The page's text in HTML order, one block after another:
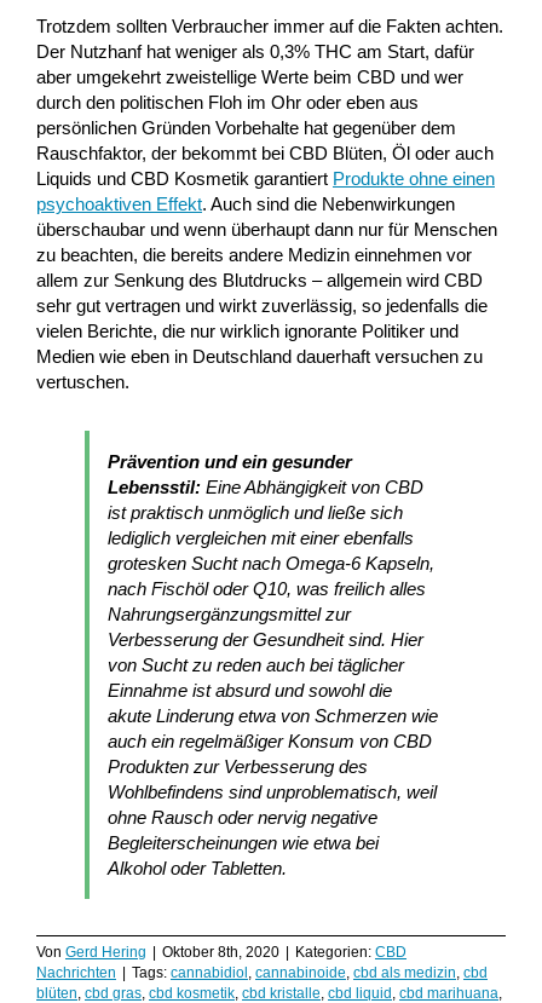
Trotzdem sollten Verbraucher immer auf die Fakten achten.
Der Nutzhanf hat weniger als 0,3% THC am Start, dafür
aber umgekehrt zweistellige Werte beim CBD und wer
durch den politischen Floh im Ohr oder eben aus
persönlichen Gründen Vorbehalte hat gegenüber dem
Rauschfaktor, der bekommt bei CBD Blüten, Öl oder auch
Liquids und CBD Kosmetik garantiert Produkte ohne einen
psychoaktiven Effekt. Auch sind die Nebenwirkungen
überschaubar und wenn überhaupt dann nur für Menschen
zu beachten, die bereits andere Medizin einnehmen vor
allem zur Senkung des Blutdrucks – allgemein wird CBD
sehr gut vertragen und wirkt zuverlässig, so jedenfalls die
vielen Berichte, die nur wirklich ignorante Politiker und
Medien wie eben in Deutschland dauerhaft versuchen zu
vertuschen.
Prävention und ein gesunder
Lebensstil: Eine Abhängigkeit von CBD
ist praktisch unmöglich und ließe sich
lediglich vergleichen mit einer ebenfalls
grotesken Sucht nach Omega-6 Kapseln,
nach Fischöl oder Q10, was freilich alles
Nahrungsergänzungsmittel zur
Verbesserung der Gesundheit sind. Hier
von Sucht zu reden auch bei täglicher
Einnahme ist absurd und sowohl die
akute Linderung etwa von Schmerzen wie
auch ein regelmäßiger Konsum von CBD
Produkten zur Verbesserung des
Wohlbefindens sind unproblematisch, weil
ohne Rausch oder nervig negative
Begleiterscheinungen wie etwa bei
Alkohol oder Tabletten.
Von Gerd Hering | Oktober 8th, 2020 | Kategorien: CBD
Nachrichten | Tags: cannabidiol, cannabinoide, cbd als medizin, cbd
blüten, cbd gras, cbd kosmetik, cbd kristalle, cbd liquid, cbd marihuana,